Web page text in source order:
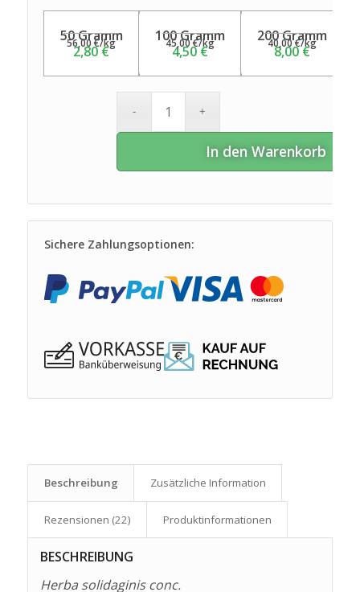
50 Gramm
2,80€
56,00€/kg
100 Gramm
4,50€
45,00€/kg
200 Gramm
8,00€
40,00€/kg
In den Warenkorb
Sichere Zahlungsoptionen:
Beschreibung Zusätzliche Information
Rezensionen (22) Produkt­informationen
BESCHREIBUNG
Herba solidaginis conc.